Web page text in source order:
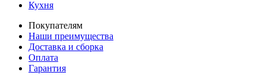
Кухня
Покупателям
Наши преимущества
Доставка и сборка
Оплата
Гарантия